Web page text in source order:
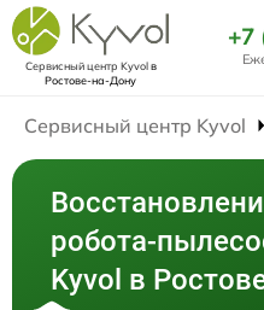
Сервисный центр Kyvolв
Ростове-на-Дону
+7
Сервисный центр Kyvol
робота-
Kyvol в